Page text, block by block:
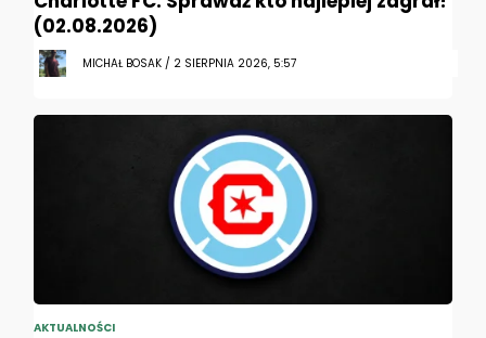
(02.08.2026)
MICHAŁ BOSAK / 2 SIERPNIA 2026, 5:57
AKTUALNOŚCI